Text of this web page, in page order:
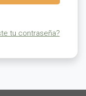
tu contraseña?